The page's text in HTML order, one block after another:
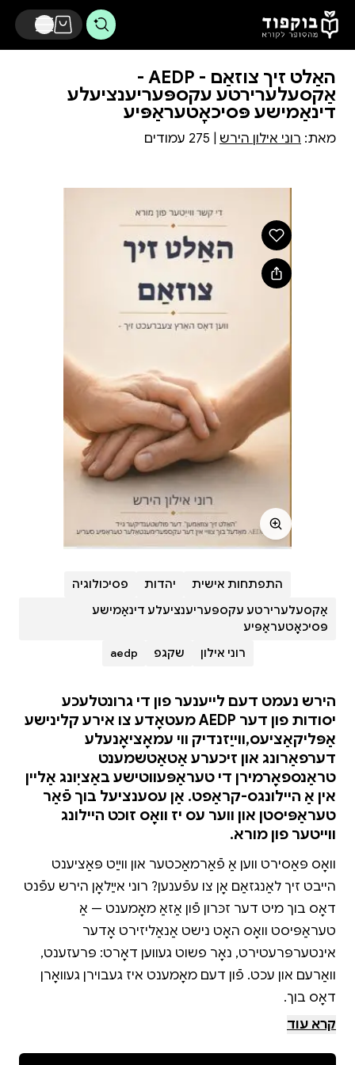
דלג לתוכן הראשי
האַלט זיך צוזאַם - AEDP -
אַקסעלערירטע עקספּעריענציעלע
דינאַמישע פּסיכאָטעראַפּיע
מאת: רוני אילון הירש
התפתחות אישית יהדות
פסיכולוגיה
אַקסעלערירטע עקספּעריענציעלע דינאַמישע
פּסיכאָטעראַפּיע
רוני אילון
שקגפ aedp
הירש נעמט דעם לייענער פון די גרונטלעכע
יסודות פון דער AEDP מעטאָדע צו אירע קלינישע
אַפּליקאַציעס,ווײַזנדיק ווי עמאָציאָנעלע
דערפאַרונג און זיכערע אַטאַטשמענט
טראַנספאָרמירן די טעראַפּעווטישע באַציִונג אַליין
אין אַ היילונגס-קראַפט. אַן עסענציעל בוך פֿאַר
טעראַפּיסטן און ווער עס יז וואָס זוכט היילונג
ווייטער פון מורא.
וואָס פּאַסירט ווען אַ פֿאַרמאַכטער און ווײַט פּאַציענט
הייבט זיך לאַנגזאַם אָן צו עפֿענען? רוני אײַלאָן הירש עפֿנט
דאָס בוך מיט דער זכּרון פֿון אַזאַ מאָמענט — אַ
טעראַפּיסט וואָס האָט נישט אַנאַליזירט אָדער
אינטערפּרעטירט, נאָר פשוט געווען דאָרט: פּרעזענט,
וואַרעם און עכט. פֿון דעם מאָמענט איז געבוירן געוואָרן
קרא עוד